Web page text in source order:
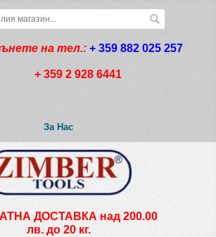
на тел.: + 359 882 025 257
+ 359 2 928 6441
За Нас
ДОСТАВКА над 200.00
лв. до 20 кг.